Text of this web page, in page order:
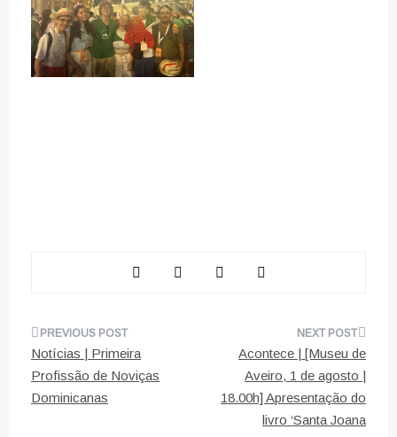
Navegação
de
artigos
Notícias | Primeira
Profissão de Noviças
Dominicanas
Acontece | [Museu de
Aveiro, 1 de agosto |
18.00h] Apresentação do
livro ‘Santa Joana